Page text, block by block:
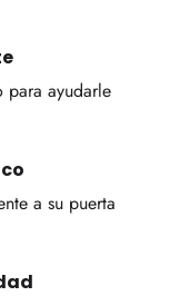
ayudarle
a su puerta